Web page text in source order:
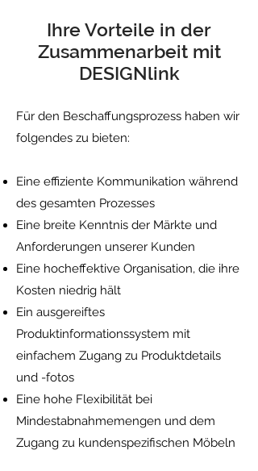
Ihre Vorteile in der
Zusammenarbeit mit
DESIGNlink
Für den Beschaffungsprozess haben wir
folgendes zu bieten:
Eine effiziente Kommunikation während
des gesamten Prozesses
Eine breite Kenntnis der Märkte und
Anforderungen unserer Kunden
Eine hocheffektive Organisation, die ihre
Kosten niedrig hält
Ein ausgereiftes
Produktinformationssystem mit
einfachem Zugang zu Produktdetails
und -fotos
Eine hohe Flexibilität bei
Mindestabnahmemengen und dem
Zugang zu kundenspezifischen Möbeln